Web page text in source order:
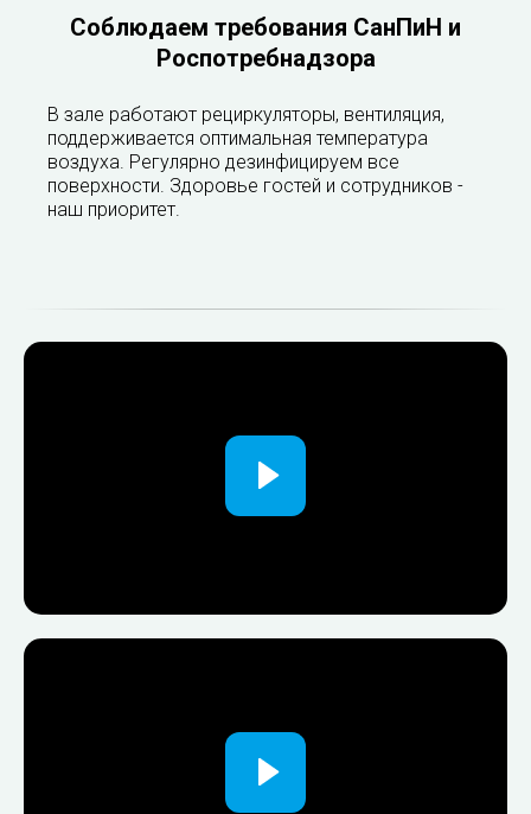
Соблюдаем требования СанПиН и
Роспотребнадзора
В зале работают рециркуляторы, вентиляция,
поддерживается оптимальная температура
воздуха. Регулярно дезинфицируем все
поверхности. Здоровье гостей и сотрудников -
наш приоритет.